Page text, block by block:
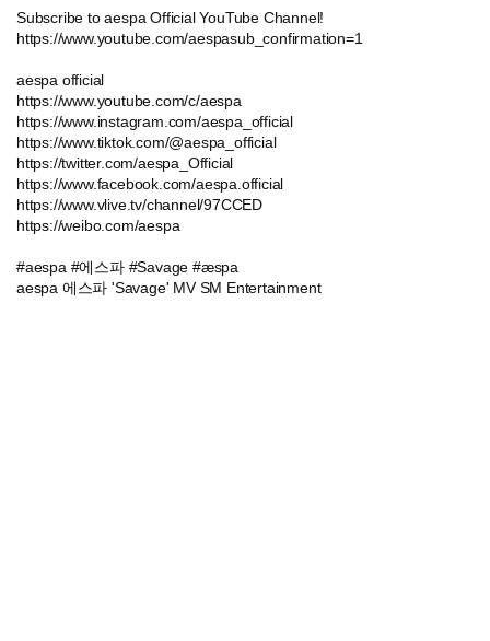
Subscribe to aespa Official YouTube Channel!
https://www.youtube.com/aespasub_confirmation=1
aespa official
https://www.youtube.com/c/aespa
https://www.instagram.com/aespa_official
https://www.tiktok.com/@aespa_official
https://twitter.com/aespa_Official
https://www.facebook.com/aespa.official
https://www.vlive.tv/channel/97CCED
https://weibo.com/aespa
#aespa #에스파 #Savage #æspa
aespa 에스파 'Savage' MV SM Entertainment